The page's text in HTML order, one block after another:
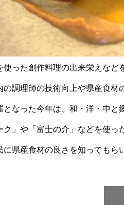
使った創作料理の出来栄えな
の調理師の技術向上や県産食
となった今年は、和・洋・中と
ク」や「富士の介」などを使っ
に県産食材の良さを知ってもら